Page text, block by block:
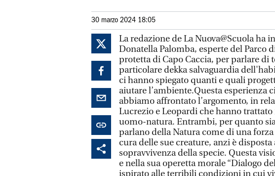
30 marzo 2024 18:05
La redazione de La Nuova@Scuola ha
Donatella Palomba, esperte del Parco
protetta di Capo Caccia, per parlare
particolare dekka salvaguardia
ci hanno spiegato quanti e quali
aiutare l’ambiente.Questa esperienza
abbiamo affrontato l’argomento, in
Lucrezio e Leopardi che hanno
uomo-natura. Entrambi, per quanto
parlano della Natura come di una
cura delle sue creature, anzi è
sopravvivenza della specie. Questa
e nella sua operetta morale “Dialogo